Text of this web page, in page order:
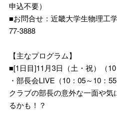
申込不要）
■お問合せ：近畿大学生物理
77-3888
【主なプログラム】
■[1日目]11月3日（土・祝）（10
・部長会LIVE（10：05～10：55
クラブの部長の意外な一面や
るかも！？